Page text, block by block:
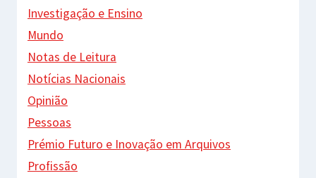
Investigação e Ensino
Mundo
Notas de Leitura
Notícias Nacionais
Opinião
Pessoas
Prémio Futuro e Inovação em Arquivos
Profissão